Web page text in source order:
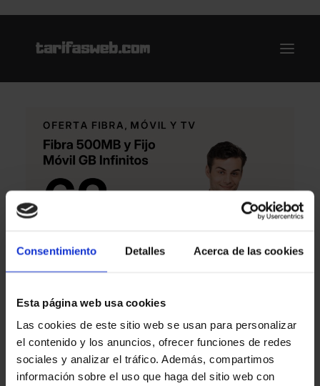
Consentimiento Detalles Acerca de las cookies
Esta página web usa cookies
Las cookies de este sitio web se usan para personalizar
el contenido y los anuncios, ofrecer funciones de redes
sociales y analizar el tráfico. Además, compartimos
información sobre el uso que haga del sitio web con
Ofertas
Internet y Telefonía
Energía
Deporte
Renting
Search
Actualmente, esta oferta no está